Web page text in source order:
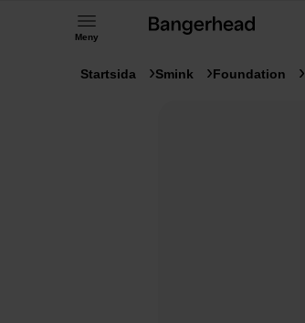
Meny
Startsida Smink Foundation